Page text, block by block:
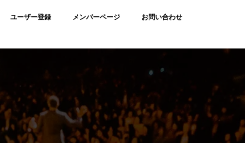
ユーザー登録 メンバーページ お問い合わせ